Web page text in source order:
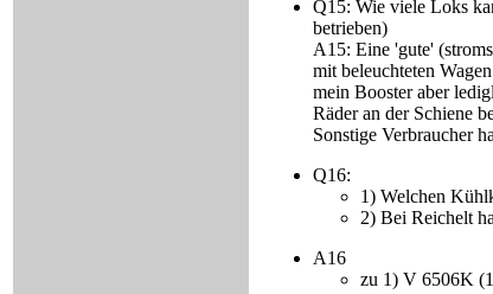
Q15: Wie viele Loks
betrieben)
A15: Eine 'gute'
mit beleuchteten
mein Booster aber
Räder an der Schiene
Sonstige Verbraucher
Q16:
1) Welchen
2) Bei Reichelt
A16
zu 1) V 6506K